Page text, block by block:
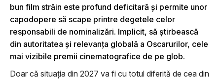
bun film străin este profund deficitară şi permite unor
capodopere să scape printre degetele celor
responsabili de nominalizări. Implicit, să ştirbească
din autoritatea şi relevanţa globală a Oscarurilor, cele
mai vizibile premii cinematografice de pe glob.
Doar că situaţia din 2027 va fi cu totul diferită de cea din